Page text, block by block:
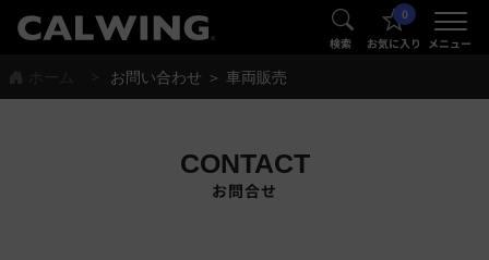
® 検索
0
お気に入り メニュー
®
お問い合わせ ＞ 車両販売
CONTACT
お問合せ